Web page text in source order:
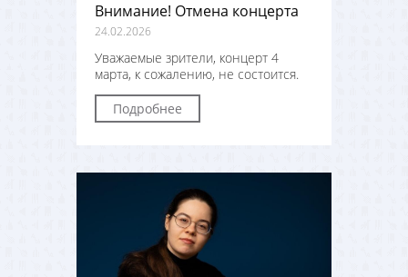
Внимание! Отмена концерта
24.02.2026
Уважаемые зрители, концерт 4
марта, к сожалению, не состоится.
Подробнее